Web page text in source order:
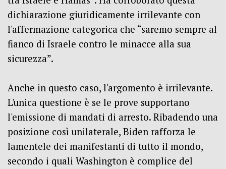
dichiarazione giuridicamente irrilevante con
l'affermazione categorica che “saremo sempre al
fianco di Israele contro le minacce alla sua
sicurezza”.
Anche in questo caso, l'argomento è irrilevante.
L'unica questione è se le prove supportano
l'emissione di mandati di arresto. Ribadendo una
posizione così unilaterale, Biden rafforza le
lamentele dei manifestanti di tutto il mondo,
secondo i quali Washington è complice del